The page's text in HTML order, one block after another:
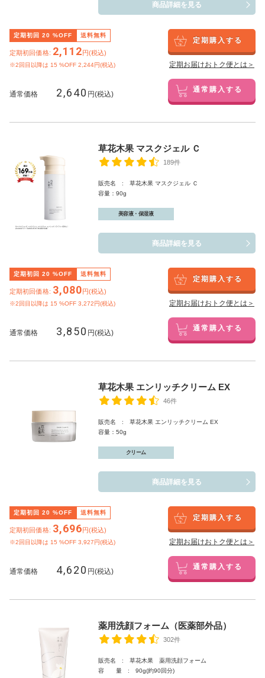
商品詳細を見る
定期初回 20 %OFF 送料無料
定期初回価格: 2,112円(税込)
※2回目以降は 15 %OFF 2,244円(税込)
定期購入する
定期お届けおトク便とは＞
通常価格 2,640 円(税込) 通常購入する
草花木果 マスクジェル Ｃ
189件
販売名 : 草花木果 マスクジェル Ｃ
容量：90g
美容液・保湿液
商品詳細を見る
定期初回 20 %OFF 送料無料
定期初回価格: 3,080円(税込)
※2回目以降は 15 %OFF 3,272円(税込)
定期購入する
定期お届けおトク便とは＞
通常価格 3,850 円(税込) 通常購入する
草花木果 エンリッチクリーム EX
46件
販売名 : 草花木果 エンリッチクリーム EX
容量：50g
クリーム
商品詳細を見る
定期初回 20 %OFF 送料無料
定期初回価格: 3,696円(税込)
※2回目以降は 15 %OFF 3,927円(税込)
定期購入する
定期お届けおトク便とは＞
通常価格 4,620 円(税込) 通常購入する
薬用洗顔フォーム（医薬部外品）
302件
販売名 : 草花木果 薬用洗顔フォーム
容 量 : 90g(約90回分)